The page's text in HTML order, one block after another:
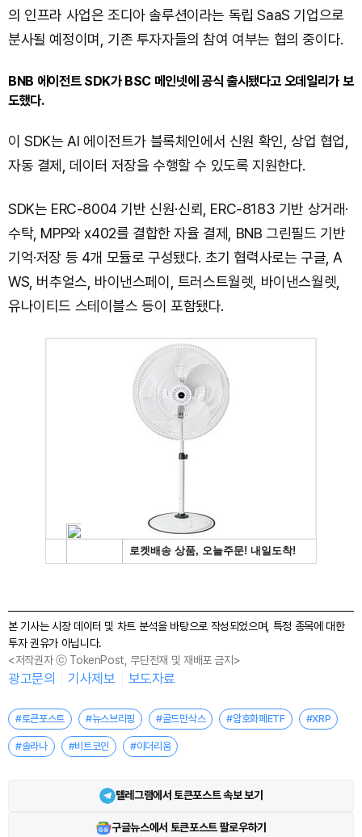
의 인프라 사업은 조디아 솔루션이라는 독립 SaaS 기업으로
분사될 예정이며, 기존 투자자들의 참여 여부는 협의 중이다.
BNB 에이전트 SDK가 BSC 메인넷에 공식 출시됐다고 오데일리가 보
도했다.
이 SDK는 AI 에이전트가 블록체인에서 신원 확인, 상업 협업,
자동 결제, 데이터 저장을 수행할 수 있도록 지원한다.
SDK는 ERC-8004 기반 신원·신뢰, ERC-8183 기반 상거래·
수탁, MPP와 x402를 결합한 자율 결제, BNB 그린필드 기반
기억·저장 등 4개 모듈로 구성됐다. 초기 협력사로는 구글, A
WS, 버추얼스, 바이낸스페이, 트러스트월렛, 바이낸스월렛,
유나이티드 스테이블스 등이 포함됐다.
본 기사는 시장 데이터 및 차트 분석을 바탕으로 작성되었으며, 특정 종목에 대한
투자 권유가 아닙니다.
<저작권자 ⓒ TokenPost, 무단전재 및 재배포 금지>
광고문의 기사제보 보도자료
#토큰포스트 #뉴스브리핑 #골드만삭스 #암호화폐ETF #XRP
#솔라나 #비트코인 #이더리움
텔레그램에서 토큰포스트 속보 보기
구글뉴스에서 토큰포스트 팔로우하기